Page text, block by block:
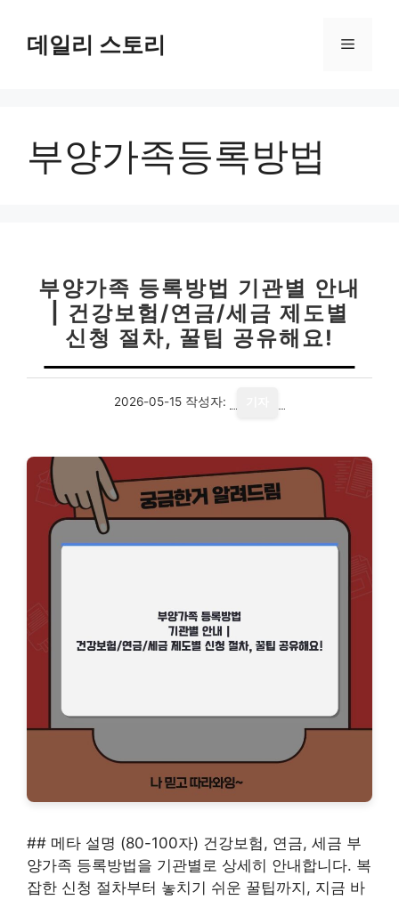
데일리 스토리 메
부양가족등록방법
부양가족 등록방법 기관별 안내
| 건강보험/연금/세금 제도별
신청 절차, 꿀팁 공유해요!
2026-05-15 작성자:
## 메타 설명 (80-100자) 건강보험, 연금, 세금 부
양가족 등록방법을 기관별로 상세히 안내합니다. 복
잡한 신청 절차부터 놓치기 쉬운 꿀팁까지, 지금 바